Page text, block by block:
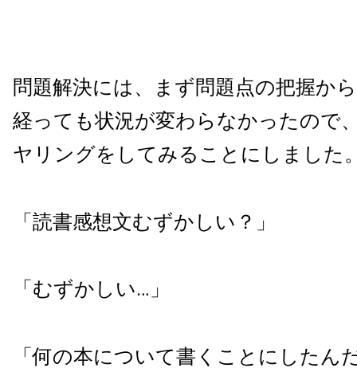
問題解決には、まず問題点の把握か
経っても状況が変わらなかったので
ヤリングをしてみることにしました
「読書感想文むずかしい？」
「むずかしい…」
「何の本について書くことにしたん